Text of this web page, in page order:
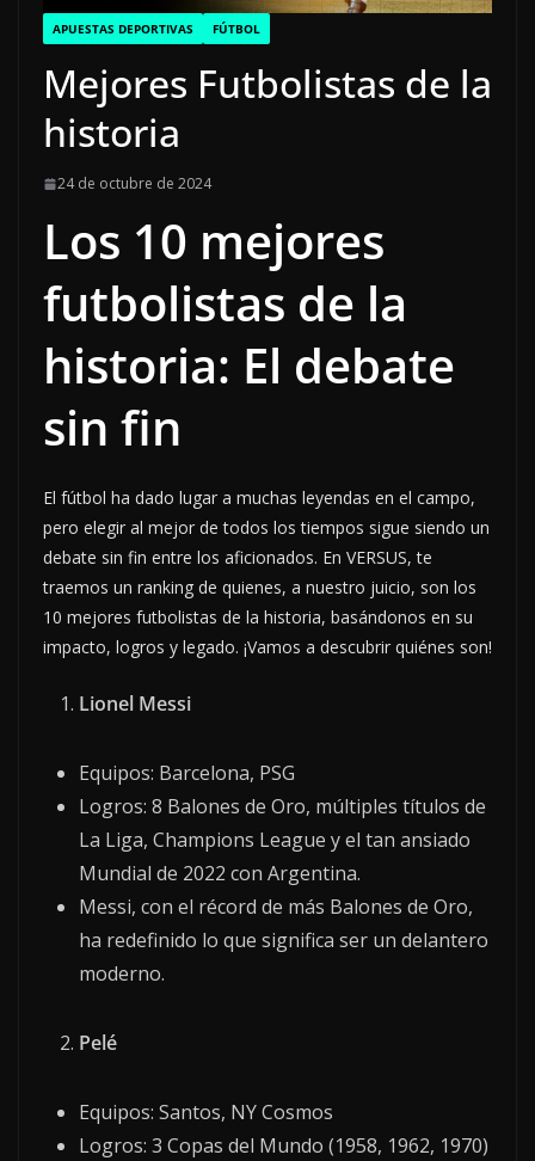
APUESTAS DEPORTIVAS FÚTBOL
Mejores Futbolistas de la
historia
24 de octubre de 2024
Los 10 mejores
futbolistas de la
historia: El debate
sin fin
El fútbol ha dado lugar a muchas leyendas en el campo,
pero elegir al mejor de todos los tiempos sigue siendo un
debate sin fin entre los aficionados. En VERSUS, te
traemos un ranking de quienes, a nuestro juicio, son los
10 mejores futbolistas de la historia, basándonos en su
impacto, logros y legado. ¡Vamos a descubrir quiénes son!
Lionel Messi
Equipos: Barcelona, PSG
Logros: 8 Balones de Oro, múltiples títulos de
La Liga, Champions League y el tan ansiado
Mundial de 2022 con Argentina.
Messi, con el récord de más Balones de Oro,
ha redefinido lo que significa ser un delantero
moderno.
Pelé
Equipos: Santos, NY Cosmos
Logros: 3 Copas del Mundo (1958, 1962, 1970)